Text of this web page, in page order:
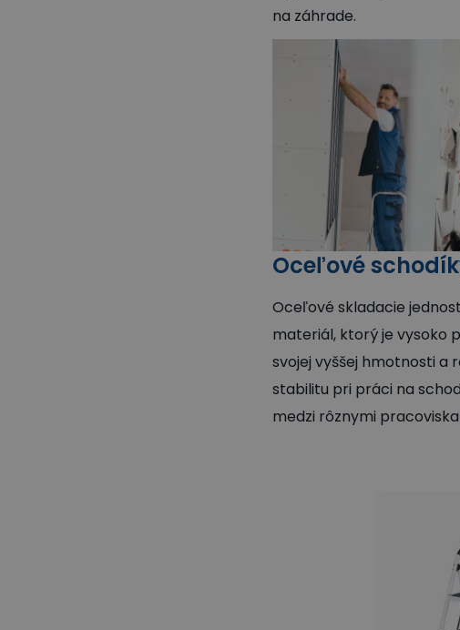
na záhrade.
Oceľové
Oceľové skladacie
materiál, ktorý je vysoko
svojej vyššej hmotnosti a
stabilitu pri práci na
medzi rôznymi